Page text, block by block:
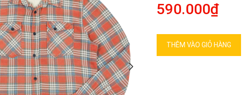
590.000₫
THÊM VÀO GIỎ HÀNG